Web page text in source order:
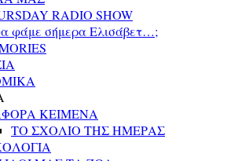
RADIO SHOW
φάμε σήμερα Ελισάβετ…;
ΚΕΙΜΕΝΑ
ΤΟ ΣΧΟΛΙΟ ΤΗΣ ΗΜΕΡΑΣ